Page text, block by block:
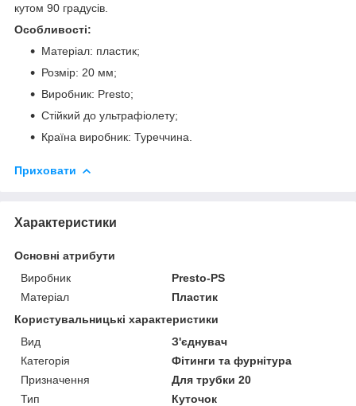
кутом 90 градусів.
Особливості:
Матеріал: пластик;
Розмір: 20 мм;
Виробник: Presto;
Стійкий до ультрафіолету;
Країна виробник: Туреччина.
Приховати
Характеристики
Основні атрибути
Виробник
Presto-PS
Матеріал
Пластик
Користувальницькі характеристики
Вид
З'єднувач
Категорія
Фітинги та фурнітура
Призначення
Для трубки 20
Тип
Куточок